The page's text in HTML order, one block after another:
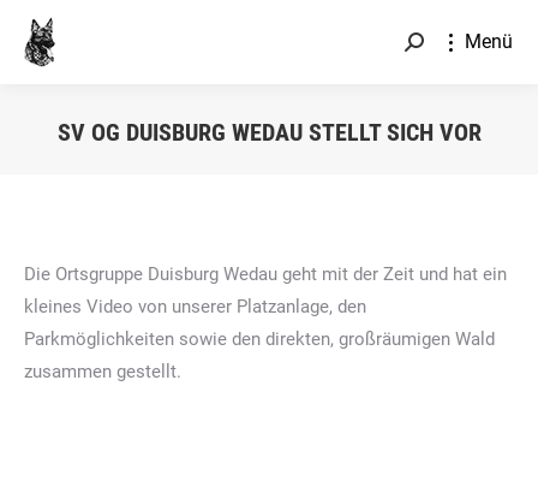
Menü
Search:
SV OG DUISBURG WEDAU STELLT SICH VOR
Die Ortsgruppe Duisburg Wedau geht mit der Zeit und hat ein
kleines Video von unserer Platzanlage, den
Parkmöglichkeiten sowie den direkten, großräumigen Wald
zusammen gestellt.